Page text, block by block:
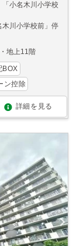
小名木川小学校
川小学校前」停
地上11階
BOX
ン控除
詳細を見る